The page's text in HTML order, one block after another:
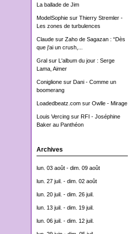
La ballade de Jim
ModelSophiesur Thierry Stremler -
Les zones de turbulences
Claudesur Zaho de Sagazan : “Dès
que j'ai un crush,...
Gralsur L'album du jour : Serge
Lama, Aimer
Coniglionesur Dani - Comme un
boomerang
Loadedbeatz.comsur Owlle - Mirage
Louis Vercingsur RFI - Joséphine
Baker au Panthéon
Archives
lun. 03 août - dim. 09 août
lun. 27 juil. - dim. 02 août
lun. 20 juil. - dim. 26 juil.
lun. 13 juil. - dim. 19 juil.
lun. 06 juil. - dim. 12 juil.